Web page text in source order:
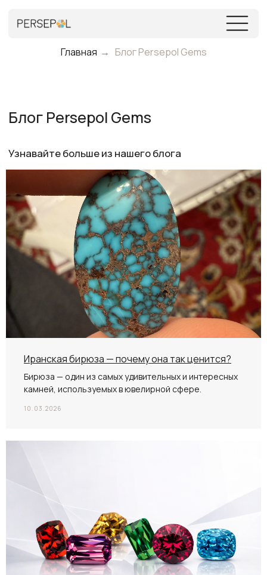
Главная → Блог Persepol Gems
Иранская бирюза — почему она так ценится?
Бирюза — один из самых удивительных и интересных
камней, используемых в ювелирной сфере.
10.03.2026